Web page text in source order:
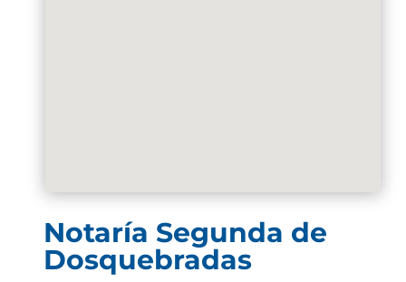
Notaría Segunda de
Dosquebradas